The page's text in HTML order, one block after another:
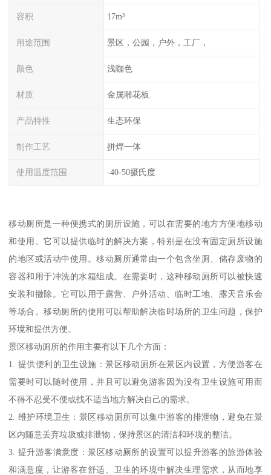
容积 17m³
用途范围 景区，公园，户外，工厂，
颜色 浅咖色
材质 金属雕花板
产品特性 生态环保
制作工艺 拼焊一体
使用温度范围 -40-50摄氏度
移动厕所是一种便携式的厕所设施，可以在需要的地方方便地移动
和使用。它可以提供临时的解决方案，特别是在没有固定厕所设施
的地区或活动中使用。移动厕所通常由一个包含坐厕、储存废物的
容器和用于冲洗的水箱组成。在需要时，这种移动厕所可以被快速
安装和撤除。它可以用于露营、户外活动、临时工地、露天音乐会
等场合。移动厕所的使用可以帮助解决临时场所的卫生问题，保护
环境和提供方便。
景区移动厕所的作用主要有以下几个方面：
1. 提供便利的卫生设施：景区移动厕所在景区内设置，方便游客在
需要时可以随时使用，并且可以避免游客因为没有卫生设施可用而
不得不忍受不便或找不适当地方解决自己的需求。
2. 维护环境卫生：景区移动厕所可以集中游客的排泄物，避免在景
区内随意丢弃垃圾或排泄物，保持景区的清洁和环境的整洁。
3. 提升游客满意度：景区移动厕所的设置可以提升游客的旅游体验
和满意度，让游客在舒适、卫生的环境中解决生理需求，从而地享